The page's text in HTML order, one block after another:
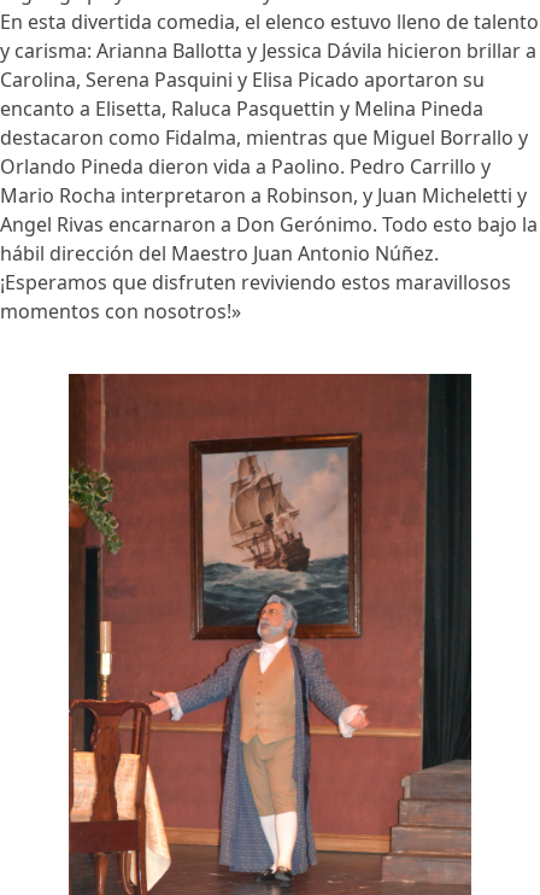
En esta divertida comedia, el elenco estuvo lleno de talento
y carisma: Arianna Ballotta y Jessica Dávila hicieron brillar a
Carolina, Serena Pasquini y Elisa Picado aportaron su
encanto a Elisetta, Raluca Pasquettin y Melina Pineda
destacaron como Fidalma, mientras que Miguel Borrallo y
Orlando Pineda dieron vida a Paolino. Pedro Carrillo y
Mario Rocha interpretaron a Robinson, y Juan Micheletti y
Angel Rivas encarnaron a Don Gerónimo. Todo esto bajo la
hábil dirección del Maestro Juan Antonio Núñez.
¡Esperamos que disfruten reviviendo estos maravillosos
momentos con nosotros!»